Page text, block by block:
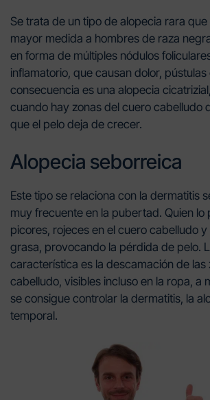
Se trata de un tipo de alopecia rara
mayor medida a hombres de raza
en forma de múltiples nódulos
inflamatorio, que causan dolor, pústulas
consecuencia es una alopecia
cuando hay zonas del cuero cabelludo
que el pelo deja de crecer.
Alopecia seborreica
Este tipo se relaciona con la dermatitis
muy frecuente en la pubertad. Quien lo
picores, rojeces en el cuero cabelludo
grasa, provocando la pérdida de pelo.
característica es la descamación de las
cabelludo, visibles incluso en la ropa, a
se consigue controlar la dermatitis, la
temporal.